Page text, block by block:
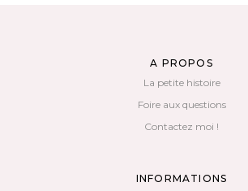
A PROPOS
La petite histoire
Foire aux questions
Contactez moi !
INFORMATIONS